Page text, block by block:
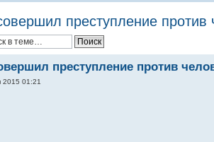
преступление против
преступление против
2015 01:21